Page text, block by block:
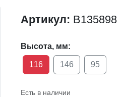
Артикул: B135898
Высота, мм:
116 146 95
Есть в наличии